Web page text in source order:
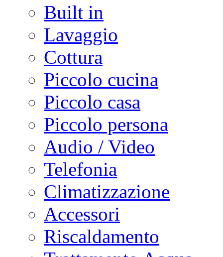
Built in
Lavaggio
Cottura
Piccolo cucina
Piccolo casa
Piccolo persona
Audio / Video
Telefonia
Climatizzazione
Accessori
Riscaldamento